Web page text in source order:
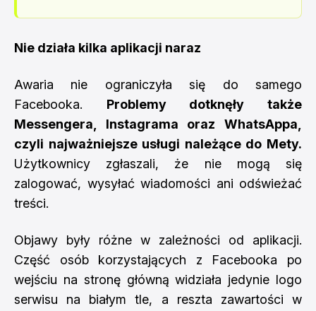
Nie działa kilka aplikacji naraz
Awaria nie ograniczyła się do samego
Facebooka. Problemy dotknęły także
Messengera, Instagrama oraz WhatsAppa,
czyli najważniejsze usługi należące do Mety.
Użytkownicy zgłaszali, że nie mogą się
zalogować, wysyłać wiadomości ani odświeżać
treści.
Objawy były różne w zależności od aplikacji.
Część osób korzystających z Facebooka po
wejściu na stronę główną widziała jedynie logo
serwisu na białym tle, a reszta zawartości w